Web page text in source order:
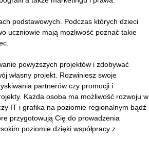
podstawowych. Podczas których dzieci
uczniowie mają możliwość poznać takie
powyższych projektów i zdobywać
własny projekt. Rozwiniesz swoje
partnerów czy promocji i
Każda osoba ma możliwość rozwoju w
IT i grafika na poziomie regionalnym bądź
przygotowują Cię do prowadzenia
poziomie dzięki współpracy z